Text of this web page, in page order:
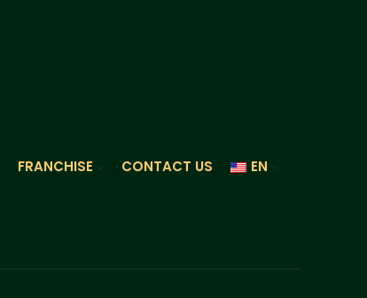
FRANCHISE CONTACT US EN